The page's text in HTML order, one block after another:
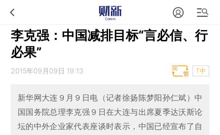
李克强：中国减排目标“言必信、行
必果”
2015年09月09日 19:13 T中
新华网大连９月９日电（记者徐扬陈梦阳孙仁斌）中
国国务院总理李克强９日在大连与出席夏季达沃斯论
坛的中外企业家代表座谈时表示，中国已经宣布了自